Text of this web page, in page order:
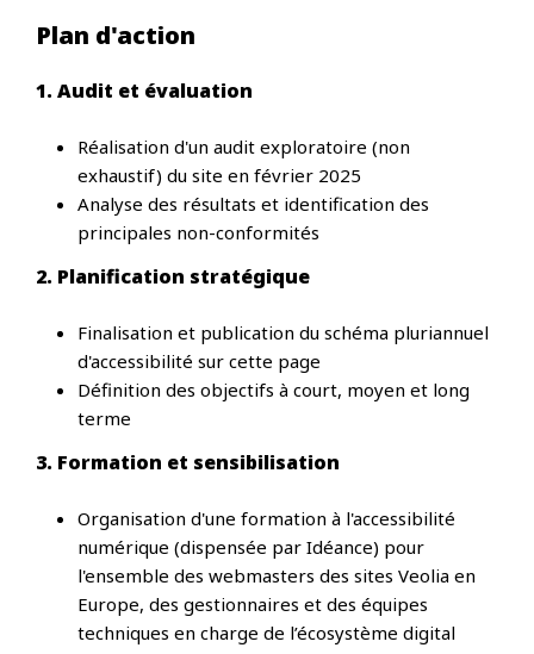
Plan d'action
1. Audit et évaluation
Réalisation d'un audit exploratoire (non
exhaustif) du site en février 2025
Analyse des résultats et identification des
principales non-conformités
2. Planification stratégique
Finalisation et publication du schéma pluriannuel
d'accessibilité sur cette page
Définition des objectifs à court, moyen et long
terme
3. Formation et sensibilisation
Organisation d'une formation à l'accessibilité
numérique (dispensée par Idéance) pour
l'ensemble des webmasters des sites Veolia en
Europe, des gestionnaires et des équipes
techniques en charge de l’écosystème digital